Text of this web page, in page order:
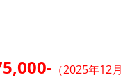
（2025年12月